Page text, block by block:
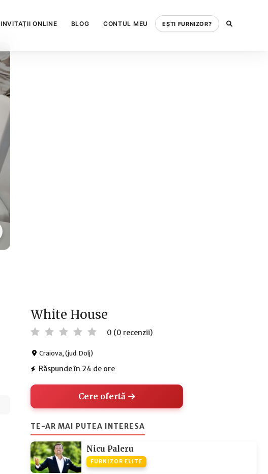
INVITAȚII ONLINE BLOG CONTUL MEU EȘTI FURNIZOR?
White House
0 (0 recenzii)
Craiova, (jud. Dolj)
Răspunde în 24 de ore
Cere ofertă
TE-AR MAI PUTEA INTERESA
Nicu Paleru
FURNIZOR ELITE